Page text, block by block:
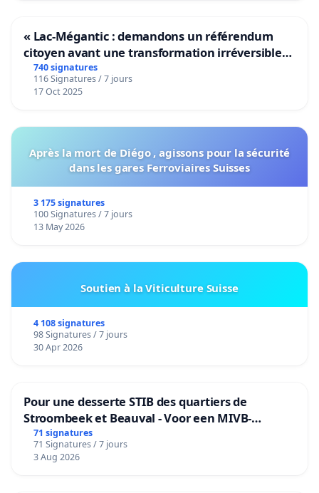
« Lac-Mégantic : demandons un référendum
citoyen avant une transformation irréversible
de notre territoire »
740 signatures
116 Signatures / 7 jours
17 Oct 2025
Après la mort de Diégo , agissons pour la sécurité
dans les gares Ferroviaires Suisses
3 175 signatures
100 Signatures / 7 jours
13 May 2026
Soutien à la Viticulture Suisse
4 108 signatures
98 Signatures / 7 jours
30 Apr 2026
Pour une desserte STIB des quartiers de
Stroombeek et Beauval - Voor een MIVB-
bediening van de wijken Strombeek en Het
Voor
71 signatures
71 Signatures / 7 jours
3 Aug 2026